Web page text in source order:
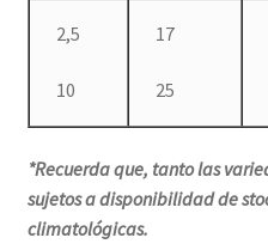
2,5
10
17
25
*Recuerda que, tanto las
sujetos a disponibilidad de
climatológicas.